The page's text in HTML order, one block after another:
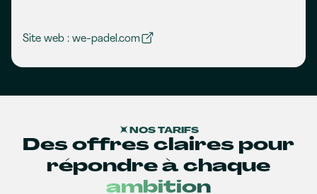
Site web : we-padel.com
NOS TARIFS
Des offres claires pour
répondre à chaque
ambition